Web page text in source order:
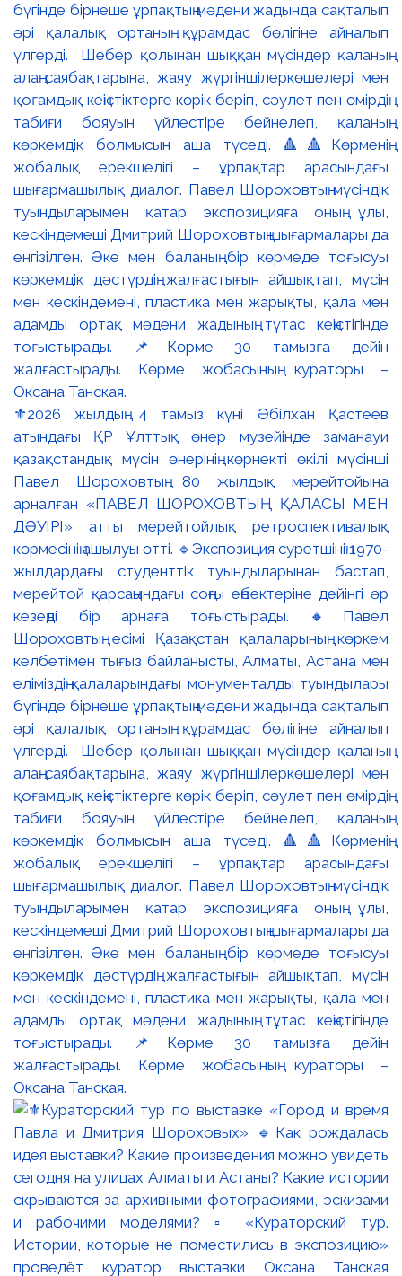
⚜️2026 жылдың 4 тамыз күні Әбілхан Қастеев
атындағы ҚР Ұлттық өнер музейінде заманауи
қазақстандық мүсін өнерінің көрнекті өкілі мүсінші
Павел Шороховтың 80 жылдық мерейтойына
арналған «ПАВЕЛ ШОРОХОВТЫҢ ҚАЛАСЫ МЕН
ДӘУІРІ» атты мерейтойлық ретроспективалық
көрмесінің ашылуы өтті. 🔹Экспозиция суретшінің 1970-
жылдардағы студенттік туындыларынан бастап,
мерейтой қарсаңындағы соңғы еңбектеріне дейінгі әр
кезеңді бір арнаға тоғыстырады. 🔸Павел
Шороховтың есімі Қазақстан қалаларының көркем
келбетімен тығыз байланысты, Алматы, Астана мен
еліміздің қалаларындағы монументалды туындылары
бүгінде бірнеше ұрпақтың мәдени жадында сақталып
әрі қалалық ортаның құрамдас бөлігіне айналып
үлгерді. Шебер қолынан шыққан мүсіндер қаланың
алаң-саябақтарына, жаяу жүргіншілеркөшелері мен
қоғамдық кеңістіктерге көрік беріп, сәулет пен өмірдің
табиғи бояуын үйлестіре бейнелеп, қаланың
көркемдік болмысын аша түседі. 🔺🔺Көрменің
жобалық ерекшелігі – ұрпақтар арасындағы
шығармашылық диалог. Павел Шороховтың мүсіндік
туындыларымен қатар экспозицияға оның ұлы,
кескіндемеші Дмитрий Шороховтың шығармалары да
енгізілген. Әке мен баланың бір көрмеде тоғысуы
көркемдік дәстүрдің жалғастығын айшықтап, мүсін
мен кескіндемені, пластика мен жарықты, қала мен
адамды ортақ мәдени жадының тұтас кеңістігінде
тоғыстырады. 📌Көрме 30 тамызға дейін
жалғастырады. Көрме жобасының кураторы –
Оксана Танская.